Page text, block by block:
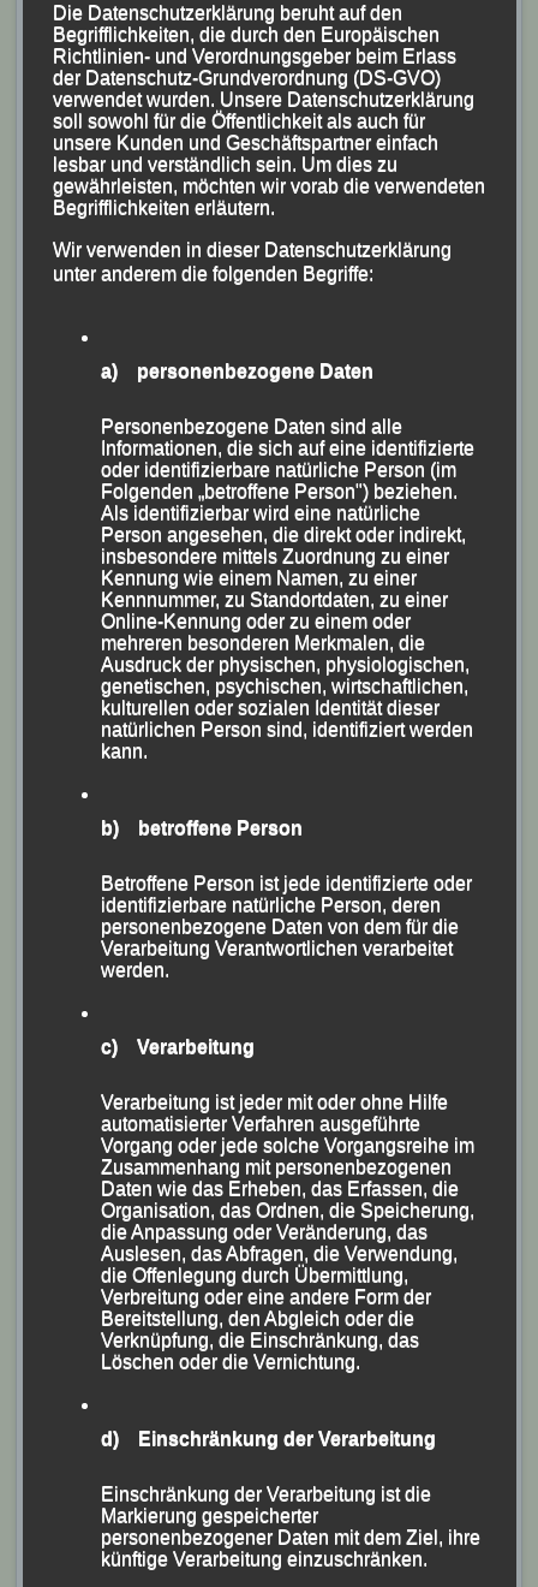
Ein Teil der LG-Mannschaft mit (v.li.) Wolfgang Storch,
Juliane Tilch, Jonas Storch,
Christina Wimmer, Martha Weber und Michaela
Freudenstein
Mit einer klasse Vorstellung sicherte sich Martha
Weber bei ihrem Debüt im blau-gelben Trikot der LG
Passau in 22:09 Minuten den Sieg im „Schwarzmüller
Business- und Hobbylauf über 5,6 km. Gefolgt von
Christina Wimmer, für die 24:53 Minuten gestoppt
wurden und der Triathlon-Spezialistin Michaela
Freudenstein, die für die Karl-Peter-Obermeier Schule
an den Start ging, und bei der die Uhren nach 25:23
Minuten stehen blieben.
Mit ihrer Endzeit von 29:25 Minuten belegte Juliane
Tilch Platz 14 im Gesamtklassement und Rang Zwei in
In der Männerwertung auf der 5,6-km-Distanz musste
sich der zweifache Bayerische Meister und 1500-m-
Bronzemedaillengewinner der Deutschen
dem Oberösterreicher Julian Kreutzer beugen und
holte sich Platz Zwei.
Christian Teibrich und Hannes Söllwagner, die für die
Skiabteilung der DJK-Eintracht Passau, einem der
beiden LG-Stammvereine, an den Start gingen, kam
nach 21:41 bzw. 21:57 Minuten auf Gesamtplatz Fünf
und Sieben ins Ziel.
Sehr zufrieden zeigte sich auch Wolfgang Storch, der
versuchte im „Vater-Sohn-Duell“ möglichst nicht zu
schlecht auszusehen und für den die Uhren nach
Mit Herbert Deckwerth hatten die LG`ler auch einen
Nordic-Walker auf der Strecke, der nach 38:53 Minuten
ins Ziel kam.
Die beiden LG-Oldies Franz Keifenheim und Georg
Eibl gingen über die Traditionsstrecke von 13,4 km an
Die Datenschutzerklärung beruht auf den
Begrifflichkeiten, die durch den Europäischen
Richtlinien- und Verordnungsgeber beim Erlass
der Datenschutz-Grundverordnung (DS-GVO)
verwendet wurden. Unsere Datenschutzerklärung
soll sowohl für die Öffentlichkeit als auch für
unsere Kunden und Geschäftspartner einfach
lesbar und verständlich sein. Um dies zu
gewährleisten, möchten wir vorab die verwendeten
Begrifflichkeiten erläutern.
Wir verwenden in dieser Datenschutzerklärung
unter anderem die folgenden Begriffe:
a) personenbezogene Daten
Personenbezogene Daten sind alle
Informationen, die sich auf eine identifizierte
oder identifizierbare natürliche Person (im
Folgenden „betroffene Person") beziehen.
Als identifizierbar wird eine natürliche
Person angesehen, die direkt oder indirekt,
insbesondere mittels Zuordnung zu einer
Kennung wie einem Namen, zu einer
Kennnummer, zu Standortdaten, zu einer
Online-Kennung oder zu einem oder
mehreren besonderen Merkmalen, die
Ausdruck der physischen, physiologischen,
genetischen, psychischen, wirtschaftlichen,
kulturellen oder sozialen Identität dieser
natürlichen Person sind, identifiziert werden
kann.
b) betroffene Person
Betroffene Person ist jede identifizierte oder
identifizierbare natürliche Person, deren
personenbezogene Daten von dem für die
Verarbeitung Verantwortlichen verarbeitet
werden.
c) Verarbeitung
Verarbeitung ist jeder mit oder ohne Hilfe
automatisierter Verfahren ausgeführte
Vorgang oder jede solche Vorgangsreihe im
Zusammenhang mit personenbezogenen
Daten wie das Erheben, das Erfassen, die
Organisation, das Ordnen, die Speicherung,
die Anpassung oder Veränderung, das
Auslesen, das Abfragen, die Verwendung,
die Offenlegung durch Übermittlung,
Verbreitung oder eine andere Form der
Bereitstellung, den Abgleich oder die
Verknüpfung, die Einschränkung, das
Löschen oder die Vernichtung.
d) Einschränkung der Verarbeitung
Einschränkung der Verarbeitung ist die
Markierung gespeicherter
personenbezogener Daten mit dem Ziel, ihre
künftige Verarbeitung einzuschränken.